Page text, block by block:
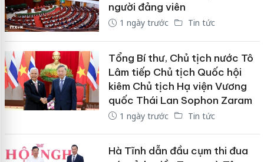
người đảng viên
1 ngày trước Tin tức
Tổng Bí thư, Chủ tịch nước Tô
Lâm tiếp Chủ tịch Quốc hội
kiêm Chủ tịch Hạ viện Vương
quốc Thái Lan Sophon Zaram
1 ngày trước Tin tức
Hà Tĩnh dẫn đầu cụm thi đua